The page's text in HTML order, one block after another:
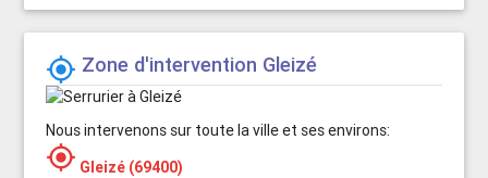
 Zone d'intervention Gleizé
Nous intervenons sur toute la ville et ses environs:
 Gleizé (69400)